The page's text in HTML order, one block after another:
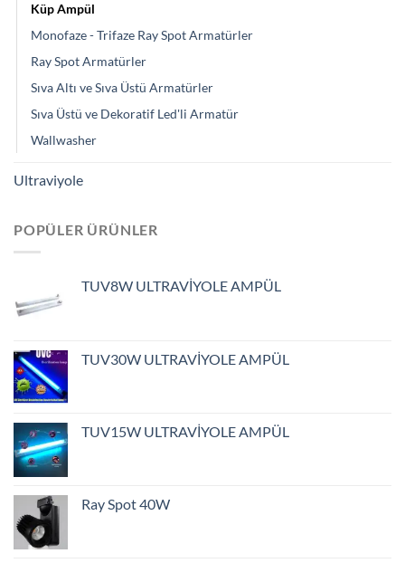
Küp Ampül
Monofaze - Trifaze Ray Spot Armatürler
Ray Spot Armatürler
Sıva Altı ve Sıva Üstü Armatürler
Sıva Üstü ve Dekoratif Led'li Armatür
Wallwasher
Ultraviyole
POPÜLER ÜRÜNLER
TUV8W ULTRAVİYOLE AMPÜL
TUV30W ULTRAVİYOLE AMPÜL
TUV15W ULTRAVİYOLE AMPÜL
Ray Spot 40W